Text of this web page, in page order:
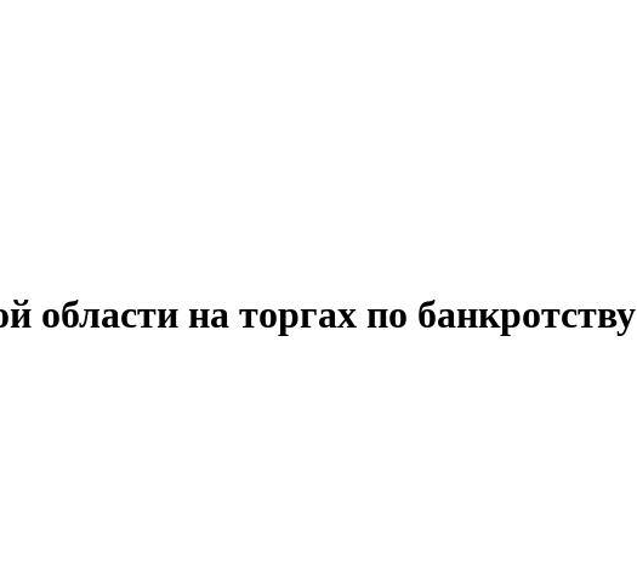
на торгах по банкротству